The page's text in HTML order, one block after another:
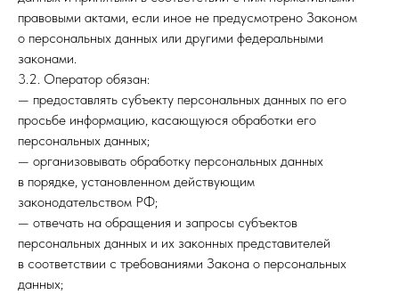
правовыми актами, если иное не предусмотрено Законом
о персональных данных или другими федеральными
законами.
3.2. Оператор обязан:
— предоставлять субъекту персональных данных по его
просьбе информацию, касающуюся обработки его
персональных данных;
— организовывать обработку персональных данных
в порядке, установленном действующим
законодательством РФ;
— отвечать на обращения и запросы субъектов
персональных данных и их законных представителей
в соответствии с требованиями Закона о персональных
данных;